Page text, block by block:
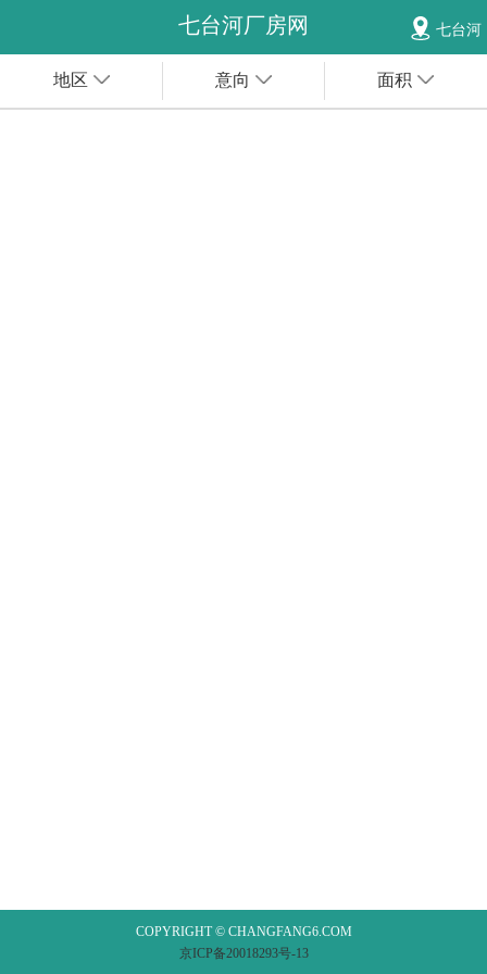
七台河厂房网 七台河
地区 意向 面积
COPYRIGHT © CHANGFANG6.COM
京ICP备20018293号-13